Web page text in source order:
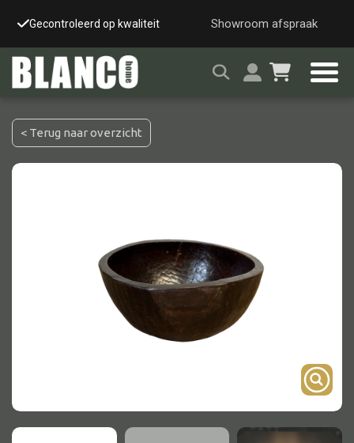
Gecontroleerd op kwaliteit Snelle & veilige
Showroom afspraak
Bartafel
Console
< Terug naar overzicht